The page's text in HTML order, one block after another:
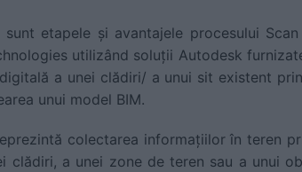
etapele și avantajele procesului
utilizând soluții Autodesk
a unei clădiri/ a unui sit existent
unui model BIM.
colectarea informațiilor în teren
clădiri, a unei zone de teren sau a unui